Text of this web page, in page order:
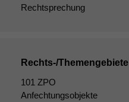
Rechtsprechung
Rechts-/Themengebiete
101 ZPO
Anfechtungsobjekte